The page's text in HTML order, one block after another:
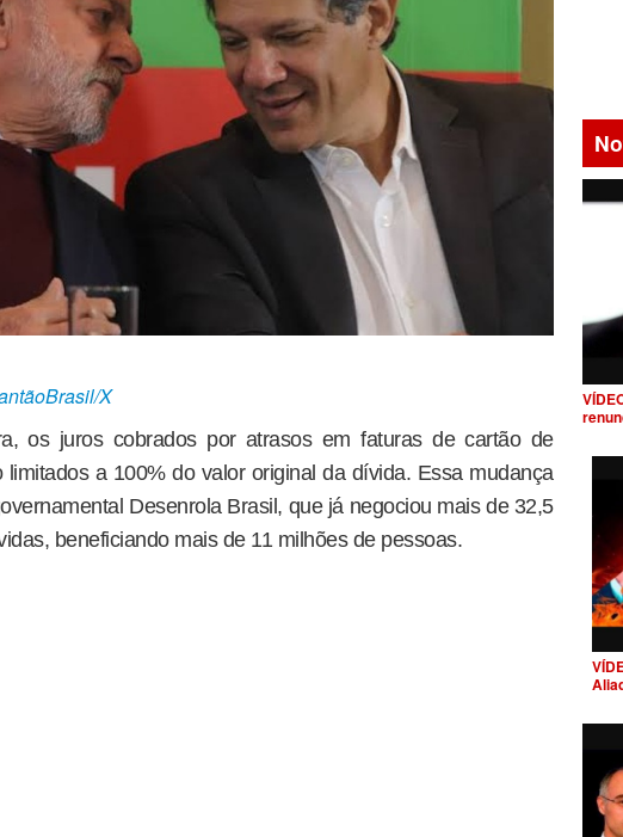
X
os juros cobrados por atrasos em faturas de cartão de
limitados a 100% do valor original da dívida. Essa mudança
Desenrola Brasil, que já negociou mais de 32,5
beneficiando mais de 11 milhões de pessoas.